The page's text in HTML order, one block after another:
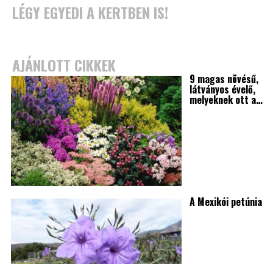
LÉGY EGYEDI A KERTBEN IS!
AJÁNLOTT CIKKEK
9 magas növésű,
látványos évelő,
melyeknek ott a…
A Mexikói petúnia